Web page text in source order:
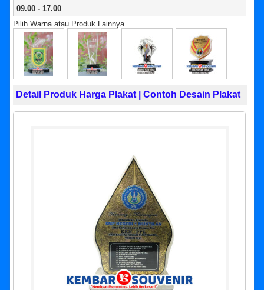
09.00 - 17.00
Pilih Warna atau Produk Lainnya
Detail Produk Harga Plakat | Contoh Desain Plakat